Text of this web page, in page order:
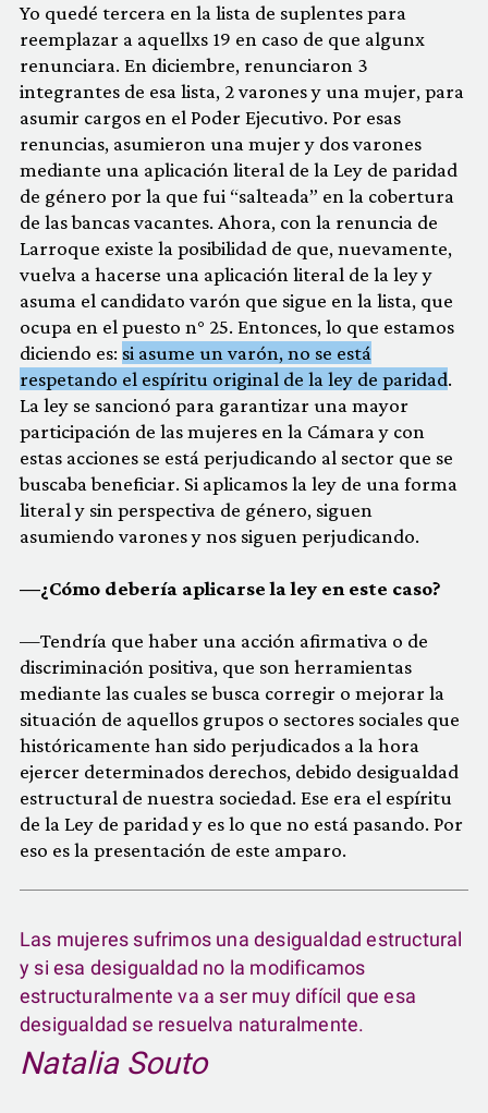
Yo quedé tercera en la lista de suplentes para
reemplazar a aquellxs 19 en caso de que algunx
renunciara. En diciembre, renunciaron 3
integrantes de esa lista, 2 varones y una mujer, para
asumir cargos en el Poder Ejecutivo. Por esas
renuncias, asumieron una mujer y dos varones
mediante una aplicación literal de la Ley de paridad
de género por la que fui “salteada” en la cobertura
de las bancas vacantes. Ahora, con la renuncia de
Larroque existe la posibilidad de que, nuevamente,
vuelva a hacerse una aplicación literal de la ley y
asuma el candidato varón que sigue en la lista, que
ocupa en el puesto n° 25. Entonces, lo que estamos
diciendo es: si asume un varón, no se está
respetando el espíritu original de la ley de paridad.
La ley se sancionó para garantizar una mayor
participación de las mujeres en la Cámara y con
estas acciones se está perjudicando al sector que se
buscaba beneficiar. Si aplicamos la ley de una forma
literal y sin perspectiva de género, siguen
asumiendo varones y nos siguen perjudicando.
—¿Cómo debería aplicarse la ley en este caso?
—Tendría que haber una acción afirmativa o de
discriminación positiva, que son herramientas
mediante las cuales se busca corregir o mejorar la
situación de aquellos grupos o sectores sociales que
históricamente han sido perjudicados a la hora
ejercer determinados derechos, debido desigualdad
estructural de nuestra sociedad. Ese era el espíritu
de la Ley de paridad y es lo que no está pasando. Por
eso es la presentación de este amparo.
Las mujeres sufrimos una desigualdad estructural
y si esa desigualdad no la modificamos
estructuralmente va a ser muy difícil que esa
desigualdad se resuelva naturalmente.
Natalia Souto